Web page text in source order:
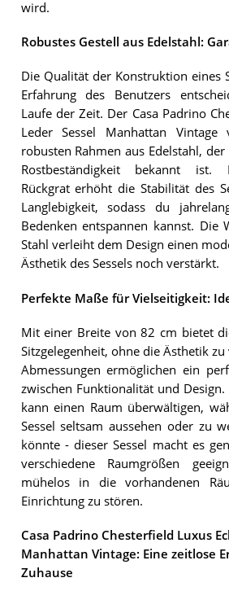
wird.
Robustes Gestell aus Edelstahl:
Die Qualität der Konstruktion eines
Erfahrung des Benutzers
Laufe der Zeit. Der Casa Padrino
Leder Sessel Manhattan
robusten Rahmen aus Edelstahl,
Rostbeständigkeit bekannt ist.
Rückgrat erhöht die Stabilität des
Langlebigkeit, sodass du
Bedenken entspannen kannst. Die
Stahl verleiht dem Design einen
Ästhetik des Sessels noch verstärkt.
Perfekte Maße für Vielseitigkeit:
Mit einer Breite von 82 cm bietet
Sitzgelegenheit, ohne die Ästhetik
Abmessungen ermöglichen ein
zwischen Funktionalität und Design.
kann einen Raum überwältigen,
Sessel seltsam aussehen oder zu
könnte - dieser Sessel macht es
verschiedene Raumgrößen
mühelos in die vorhandenen
Einrichtung zu stören.
Casa Padrino Chesterfield Luxus
Manhattan Vintage: Eine zeitlose
Zuhause